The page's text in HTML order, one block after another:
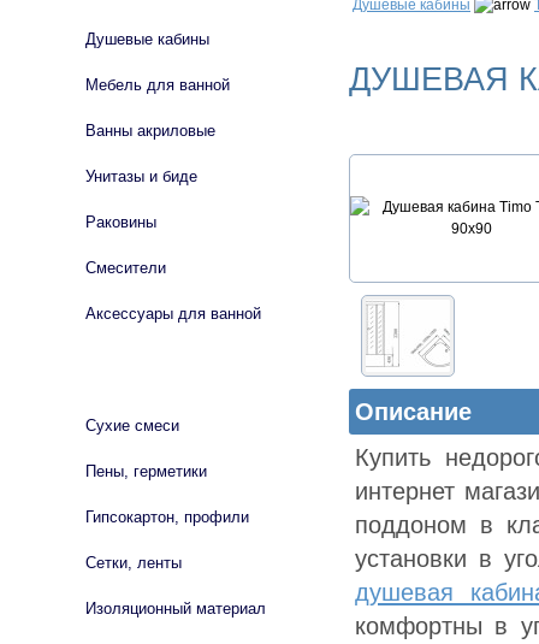
Душевые кабины
ДУШЕВАЯ
Описание
Купить
интернет
поддоном в
установки в
душевая
комфортны в
Душевые кабины
Мебель для ванной
Ванны акриловые
Унитазы и биде
Раковины
Смесители
Аксессуары для ванной
Сухие смеси
Пены, герметики
Гипсокартон, профили
Сетки, ленты
Изоляционный материал